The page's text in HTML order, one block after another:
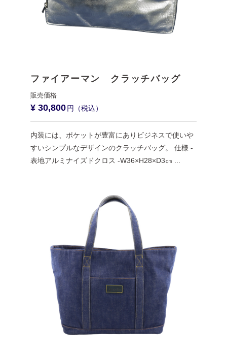
ファイアーマン クラッチバッグ
¥ 30,800
内装には、ポケットが豊富にありビジネスで使いや
すいシンプルなデザインのクラッチバッグ。 仕様 -
表地アルミナイズドクロス -W36×H28×D3㎝ ...